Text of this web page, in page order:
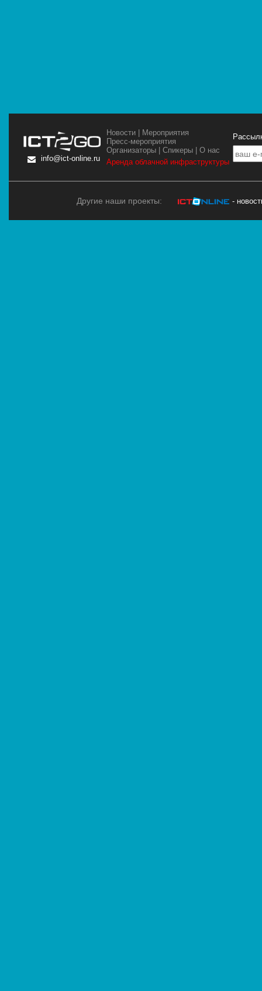
info@ict-online.ru
Новости
Мероприятия
Пресс-мероприятия
Организаторы |Спикеры |О нас
Аренда облачной инфраструктуры
Другие наши проекты: -